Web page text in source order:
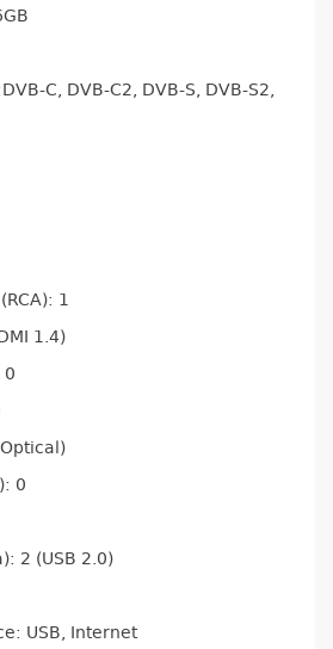
C, DVB-C2, DVB-S, DVB-S2,
1
1.4)
0
0
2 (USB 2.0)
USB, Internet